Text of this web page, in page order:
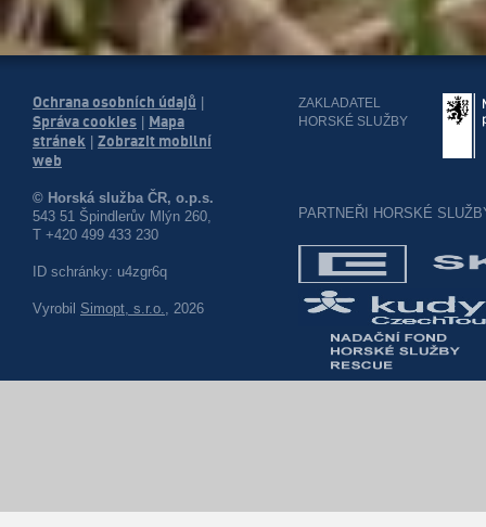
Ochrana osobních údajů
Správa cookies
Mapa
stránek
Zobrazit mobilní
web
© Horská služba ČR, o.p.s.
543 51 Špindlerův Mlýn 260,
T +420 499 433 230
ID schránky: u4zgr6q
Vyrobil Simopt, s.r.o., 2026
ZAKLADATEL
HORSKÉ SLUŽBY
PARTNEŘI HORSKÉ